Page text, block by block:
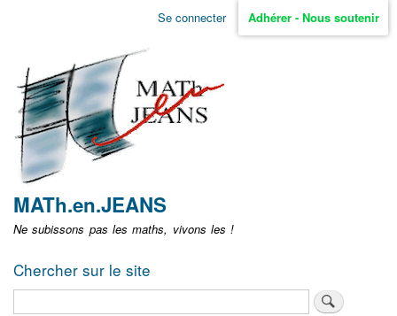
Aller
non
identifié
Se connecter Adhérer - Nous soutenir
MATh.en.JEANS
Ne subissons pas les maths, vivons les !
Chercher sur le site